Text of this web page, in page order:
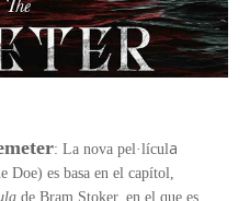
: La nova pel·lícul a
es basa en el capítol,
de Bram Stoker, en el que es